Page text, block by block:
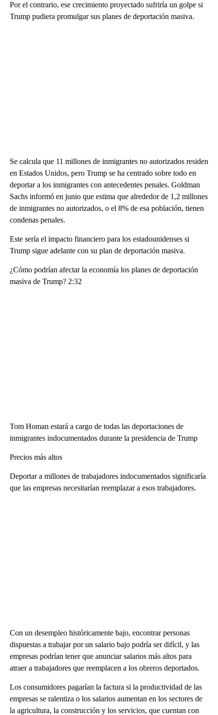
Por el contrario, ese crecimiento proyectado sufriría un golpe si
Trump pudiera promulgar sus planes de deportación masiva.
Se calcula que 11 millones de inmigrantes no autorizados residen
en Estados Unidos, pero Trump se ha centrado sobre todo en
deportar a los inmigrantes con antecedentes penales. Goldman
Sachs informó en junio que estima que alrededor de 1,2 millones
de inmigrantes no autorizados, o el 8% de esa población, tienen
condenas penales.
Este sería el impacto financiero para los estadounidenses si
Trump sigue adelante con su plan de deportación masiva.
¿Cómo podrían afectar la economía los planes de deportación
masiva de Trump? 2:32
Tom Homan estará a cargo de todas las deportaciones de
inmigrantes indocumentados durante la presidencia de Trump
Precios más altos
Deportar a millones de trabajadores indocumentados significaría
que las empresas necesitarían reemplazar a esos trabajadores.
Con un desempleo históricamente bajo, encontrar personas
dispuestas a trabajar por un salario bajo podría ser difícil, y las
empresas podrían tener que anunciar salarios más altos para
atraer a trabajadores que reemplacen a los obreros deportados.
Los consumidores pagarían la factura si la productividad de las
empresas se ralentiza o los salarios aumentan en los sectores de
la agricultura, la construcción y los servicios, que cuentan con